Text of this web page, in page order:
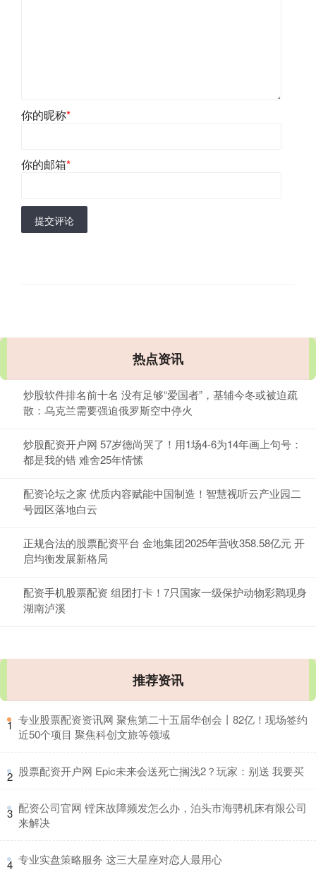
你的昵称*
你的邮箱*
提交评论
热点资讯
炒股软件排名前十名 没有足够“爱国者”，基辅今冬或被迫疏
散：乌克兰需要强迫俄罗斯空中停火
炒股配资开户网 57岁德尚哭了！用1场4-6为14年画上句号：
都是我的错 难舍25年情愫
配资论坛之家 优质内容赋能中国制造！智慧视听云产业园二
号园区落地白云
正规合法的股票配资平台 金地集团2025年营收358.58亿元 开
启均衡发展新格局
配资手机股票配资 组团打卡！7只国家一级保护动物彩鹮现身
湖南泸溪
推荐资讯
1 ​专业股票配资资讯网 聚焦第二十五届华创会丨82亿！现场签约
近50个项目 聚焦科创文旅等领域
2 ​股票配资开户网 Epic未来会送死亡搁浅2？玩家：别送 我要买
3 ​配资公司官网 镗床故障频发怎么办，泊头市海骋机床有限公司
来解决
4 ​专业实盘策略服务 这三大星座对恋人最用心